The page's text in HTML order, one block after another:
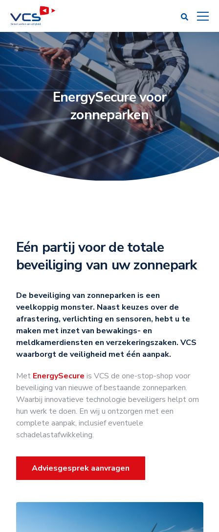
EnergySecure voor
zonneparken
Eén partij voor de totale
beveiliging van uw zonnepark
De beveiliging van zonneparken is een
veelkoppig monster. Naast keuzes over de
afrastering, verlichting en sensoren, hebt u te
maken met inzet van bewakings- en
meldkamerdiensten en verzekeringszaken. VCS
waarborgt de veiligheid met één aanpak.
Met EnergySecure is VCS de one-stop-shop voor
beveiliging van nieuwe of bestaande zonneparken.
Waarbij innovatieve technologie beveiligers helpt om
hun werk te doen. En wij u ontzorgen met een
complete aanpak, inclusief eventuele
schadelastafwikkeling.
Adviesgesprek aanvragen